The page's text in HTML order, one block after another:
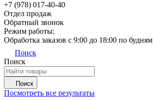
+7 (978) 017-40-40
Отдел продаж
Обратный звонок
Режим работы:
Обработка заказов с 9:00 до 18:00 по будням
Поиск
Поиск
Поиск
Посмотреть все результаты